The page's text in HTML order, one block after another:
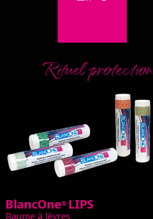
Rituel protection
BlancOne® LIPS
Baume à lèvres